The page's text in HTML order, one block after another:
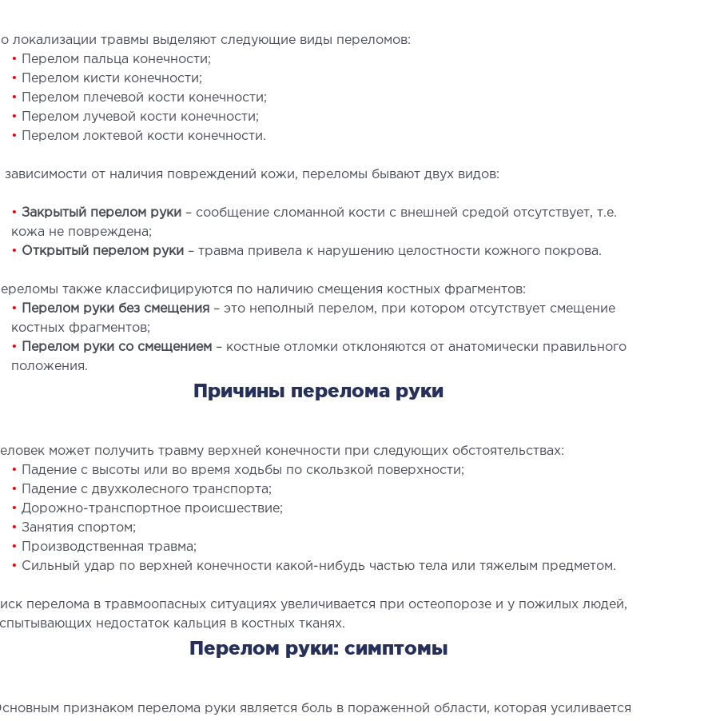
ЛЕЧЕНИЕ ЗАБОЛЕВАНИЙ
ПЕЧЕНИ И ЖЕЛЧНЫХ
ПРОТОКОВ
печени и желчных протоков
СТАЦИОНАР
стационар
интенсивной терапии
(Перевозка больных)
помощь в Киеве
УЗИ магистральных сосудов
Эндоскопия
НЕЙРОХИРУРГИЯ
нейрохирургии Неврология
локализации травмы выделяют следующие виды переломов:
•
Перелом пальца конечности;
•
Перелом кисти конечности;
•
Перелом плечевой кости конечности;
•
Перелом лучевой кости конечности;
•
Перелом локтевой кости конечности.
зависимости от наличия повреждений кожи, переломы бывают двух видов:
• Закрытый перелом руки – сообщение сломанной кости с внешней средой отсутствует, т.е.
кожа не повреждена;
• Открытый перелом руки – травма привела к нарушению целостности кожного покрова.
также классифицируются по наличию смещения костных фрагментов:
•
Перелом руки без смещения – это неполный перелом, при котором отсутствует смещение
костных фрагментов;
•
Перелом руки со смещением – костные отломки отклоняются от анатомически правильного
положения.
Причины перелома руки
может получить травму верхней конечности при следующих обстоятельствах:
•
Падение с высоты или во время ходьбы по скользкой поверхности;
•
Падение с двухколесного транспорта;
• Дорожно-транспортное происшествие;
• Занятия спортом;
•
Производственная травма;
• Сильный удар по верхней конечности какой-нибудь частью тела или тяжелым предметом.
перелома в травмоопасных ситуациях увеличивается при остеопорозе и у пожилых людей,
недостаток кальция в костных тканях.
Перелом руки: симптомы
признаком перелома руки является боль в пораженной области, которая усиливается